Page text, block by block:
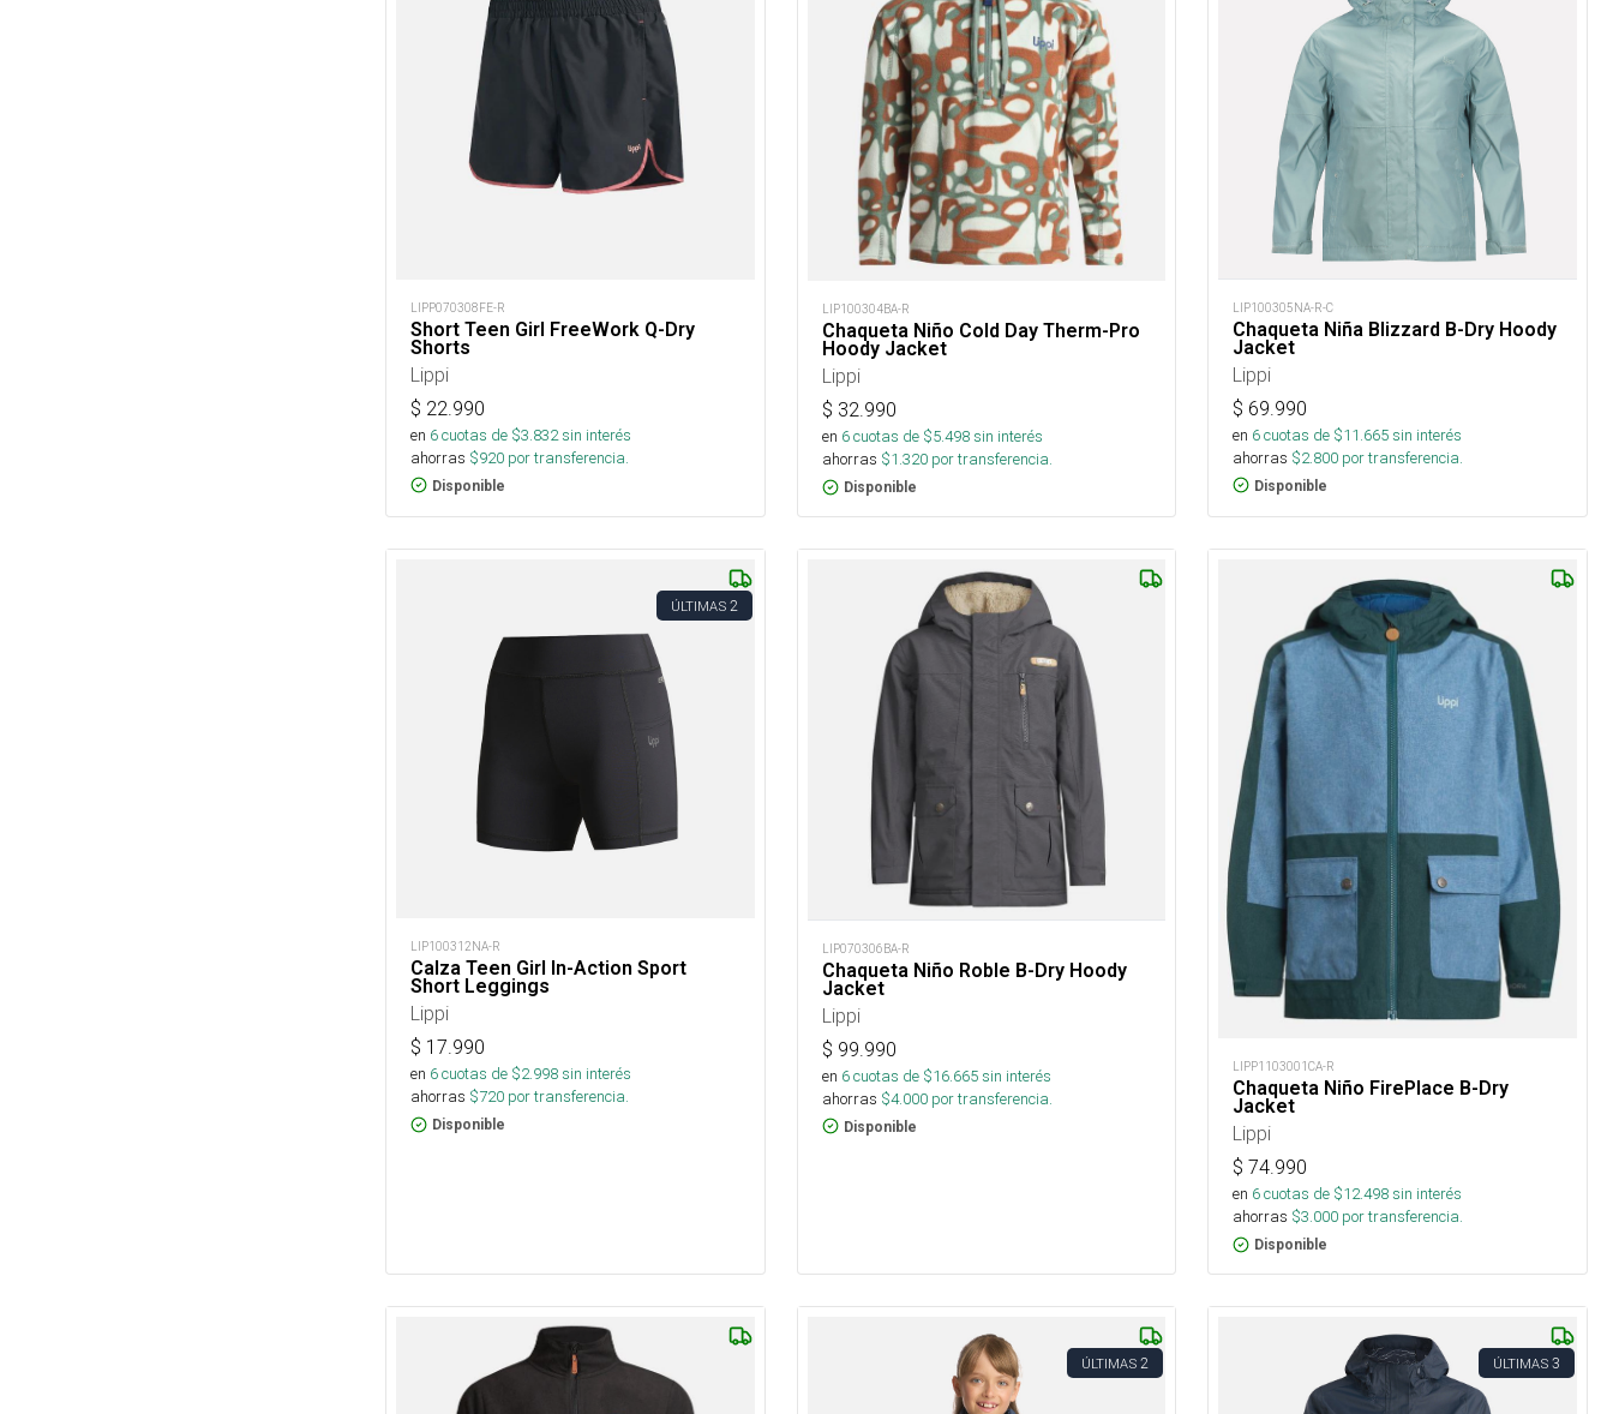
LIPP070308FE-R
Short Teen Girl FreeWork Q-Dry
Shorts
Lippi
$ 22.990
en 6cuotas de $3.832sin interés
ahorras $920 por transferencia.
Disponible
LIP100304BA-R
Chaqueta Niño Cold Day Therm-Pro
Hoody Jacket
Lippi
$ 32.990
en 6cuotas de $5.498sin interés
ahorras $1.320por transferencia.
Disponible
LIP100305NA-R-C
Chaqueta Niña Blizzard B-Dry Hoody
Jacket
Lippi
$ 69.990
en 6cuotas de $11.665sin interés
ahorras $2.800 por transferencia.
Disponible
ÚLTIMAS 2
LIP100312NA-R
Calza Teen Girl In-Action Sport
Short Leggings
Lippi
$ 17.990
en 6cuotas de $2.998sin interés
ahorras $720 por transferencia.
Disponible
LIP070306BA-R
Chaqueta Niño Roble B-Dry Hoody
Jacket
Lippi
$ 99.990
en 6cuotas de $16.665sin interés
ahorras $4.000por transferencia.
Disponible
LIPP1103001CA-R
Chaqueta Niño FirePlace B-Dry
Jacket
Lippi
$74.990
en 6cuotas de $12.498sin interés
ahorras $3.000 por transferencia.
Disponible
ÚLTIMAS 2 ÚLTIMAS 3